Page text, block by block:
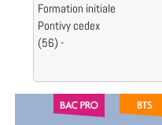
Formation initiale
Pontivy cedex
(56) -